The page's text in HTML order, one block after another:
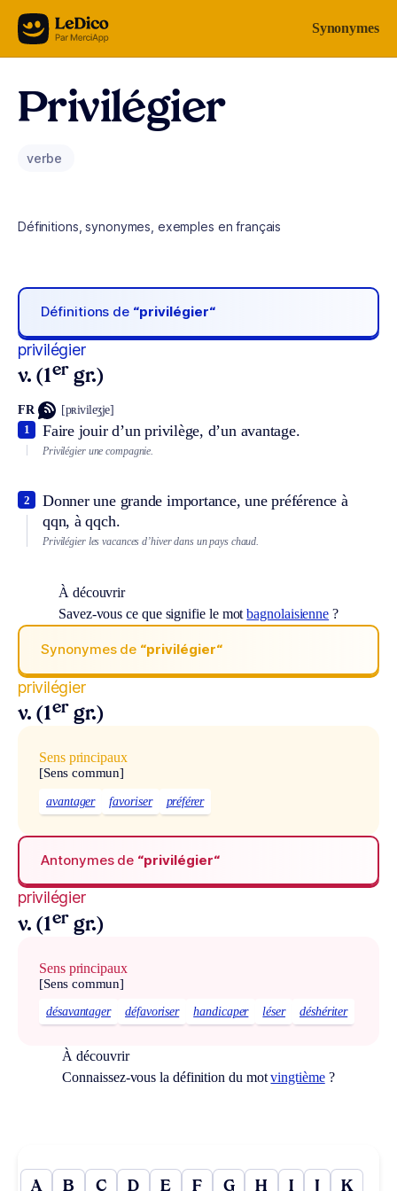
Aller au contenu Synonymes
Privilégier
verbe
Définitions, synonymes, exemples en français
Définitions de “privilégier“
privilégier
v. (1er gr.)
FR [pʀivileʒje]
Faire jouir d’un privilège, d’un avantage.
1
Privilégier une compagnie.
Donner une grande importance, une préférence à
qqn, à qqch.
2
Privilégier les vacances d’hiver dans un pays chaud.
À découvrir
Savez-vous ce que signifie le motbagnolaisienne ?
Synonymes de “privilégier“
privilégier
v. (1er gr.)
Sens principaux
[Sens commun]
avantager favoriser préférer
Antonymes de “privilégier“
privilégier
v. (1er gr.)
Sens principaux
[Sens commun]
désavantager défavoriser handicaper léser déshériter
À découvrir
Connaissez-vous la définition du motvingtième?
A B C D E F G H I K